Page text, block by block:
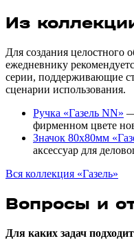
Из
Для создания целостного
ежедневнику
серии, поддерживающие
сценарии использования.
Ручка «Газель NN»
фирменном цвете
Значок 80х80мм
аксессуар для
Вся коллекция «Газель»
Вопросы и
Для каких задач